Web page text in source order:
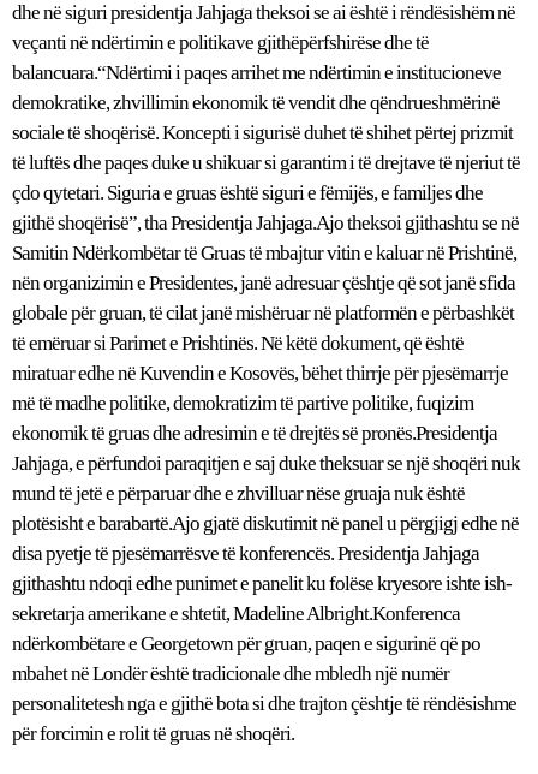
dhe në siguri presidentja Jahjaga theksoi se ai është i rëndësishëm në
veçanti në ndërtimin e politikave gjithëpërfshirëse dhe të
balancuara.“Ndërtimi i paqes arrihet me ndërtimin e institucioneve
demokratike, zhvillimin ekonomik të vendit dhe qëndrueshmërinë
sociale të shoqërisë. Koncepti i sigurisë duhet të shihet përtej prizmit
të luftës dhe paqes duke u shikuar si garantim i të drejtave të njeriut të
çdo qytetari. Siguria e gruas është siguri e fëmijës, e familjes dhe
gjithë shoqërisë”, tha Presidentja Jahjaga.Ajo theksoi gjithashtu se në
Samitin Ndërkombëtar të Gruas të mbajtur vitin e kaluar në Prishtinë,
nën organizimin e Presidentes, janë adresuar çështje që sot janë sfida
globale për gruan, të cilat janë mishëruar në platformën e përbashkët
të emëruar si Parimet e Prishtinës. Në këtë dokument, që është
miratuar edhe në Kuvendin e Kosovës, bëhet thirrje për pjesëmarrje
më të madhe politike, demokratizim të partive politike, fuqizim
ekonomik të gruas dhe adresimin e të drejtës së pronës.Presidentja
Jahjaga, e përfundoi paraqitjen e saj duke theksuar se një shoqëri nuk
mund të jetë e përparuar dhe e zhvilluar nëse gruaja nuk është
plotësisht e barabartë.Ajo gjatë diskutimit në panel u përgjigj edhe në
disa pyetje të pjesëmarrësve të konferencës. Presidentja Jahjaga
gjithashtu ndoqi edhe punimet e panelit ku folëse kryesore ishte ish-
sekretarja amerikane e shtetit, Madeline Albright.Konferenca
ndërkombëtare e Georgetown për gruan, paqen e sigurinë që po
mbahet në Londër është tradicionale dhe mbledh një numër
personalitetesh nga e gjithë bota si dhe trajton çështje të rëndësishme
për forcimin e rolit të gruas në shoqëri.